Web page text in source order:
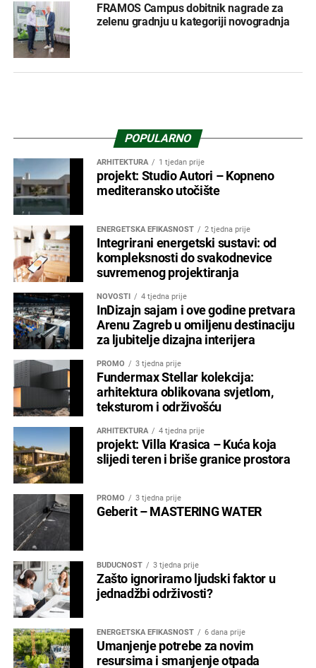
FRAMOS Campus dobitnik nagrade za
zelenu gradnju u kategoriji novogradnja
POPULARNO
ARHITEKTURA 1 tjedan prije
projekt: Studio Autori – Kopneno
mediteransko utočište
ENERGETSKA EFIKASNOST 2 tjedna prije
Integrirani energetski sustavi: od
kompleksnosti do svakodnevice
suvremenog projektiranja
NOVOSTI 4 tjedna prije
InDizajn sajam i ove godine pretvara
Arenu Zagreb u omiljenu destinaciju
za ljubitelje dizajna interijera
PROMO 3 tjedna prije
Fundermax Stellar kolekcija:
arhitektura oblikovana svjetlom,
teksturom i održivošću
ARHITEKTURA 4 tjedna prije
projekt: Villa Krasica – Kuća koja
slijedi teren i briše granice prostora
PROMO 3 tjedna prije
Geberit – MASTERING WATER
BUDUĆNOST 3 tjedna prije
Zašto ignoriramo ljudski faktor u
jednadžbi održivosti?
ENERGETSKA EFIKASNOST 6 dana prije
Umanjenje potrebe za novim
resursima i smanjenje otpada